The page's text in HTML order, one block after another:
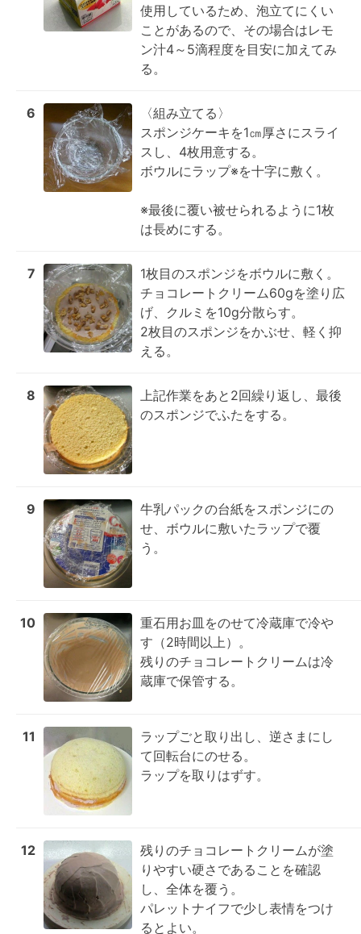
使用しているため、泡立てにくい
ことがあるので、その場合はレモ
ン汁4～5滴程度を目安に加えてみ
る。
6
〈組み立てる〉
スポンジケーキを1㎝厚さにスライ
スし、4枚用意する。
ボウルにラップ※を十字に敷く。
※最後に覆い被せられるように1枚
は長めにする。
7
1枚目のスポンジをボウルに敷く。
チョコレートクリーム60gを塗り広
げ、クルミを10g分散らす。
2枚目のスポンジをかぶせ、軽く抑
える。
8
上記作業をあと2回繰り返し、最後
のスポンジでふたをする。
9
牛乳パックの台紙をスポンジにの
せ、ボウルに敷いたラップで覆
う。
10
重石用お皿をのせて冷蔵庫で冷や
す（2時間以上）。
残りのチョコレートクリームは冷
蔵庫で保管する。
11
ラップごと取り出し、逆さまにし
て回転台にのせる。
ラップを取りはずす。
12
残りのチョコレートクリームが塗
りやすい硬さであることを確認
し、全体を覆う。
パレットナイフで少し表情をつけ
るとよい。